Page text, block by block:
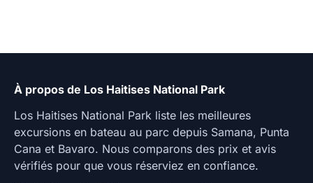
À propos de Los Haitises National Park
Los Haitises National Park liste les meilleures
excursions en bateau au parc depuis Samana, Punta
Cana et Bavaro. Nous comparons des prix et avis
vérifiés pour que vous réserviez en confiance.